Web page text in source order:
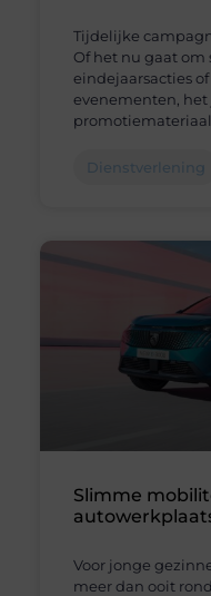
Tijdelijke
Of het nu gaat
eindejaarsacties
evenementen, het
Dienstverlening
Slimme
Voor jonge
meer dan ooit